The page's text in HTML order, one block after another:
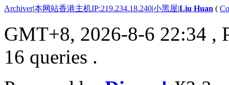
Archiver|本网站香港主机IP:219.234.18.240|小黑屋|Liu Huan (
GMT+8, 2026-8-6 22:34 ,
16 queries .